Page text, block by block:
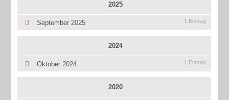
2025
September 2025 1 Eintrag
2024
Oktober 2024 1 Eintrag
2020